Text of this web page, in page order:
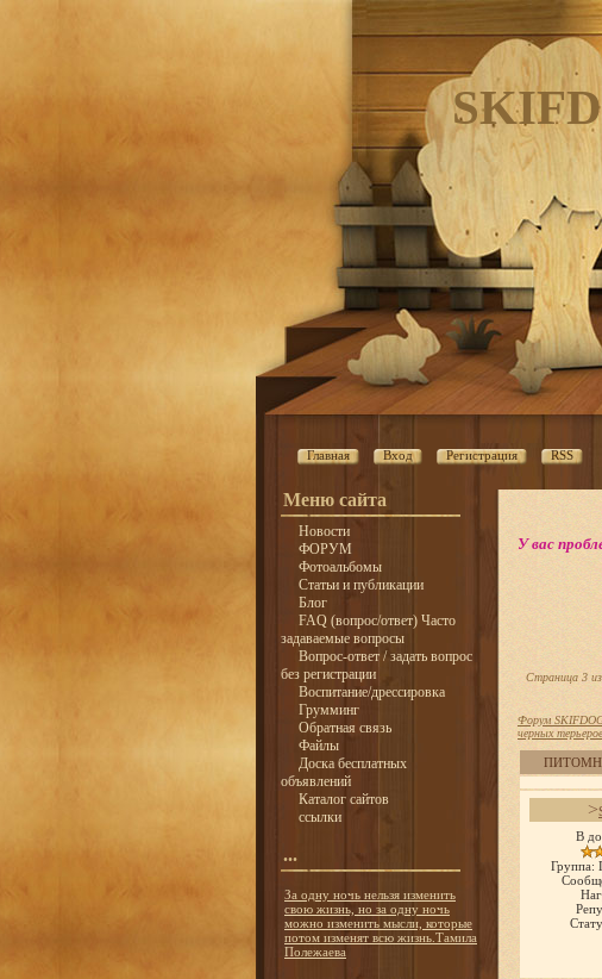
Главная Вход Регистрация RSS
Меню сайта
Новости
ФОРУМ
Фотоальбомы
Статьи и публикации
Блог
FAQ (вопрос/ответ) Часто
задаваемые вопросы
Вопрос-ответ / задать вопрос
без регистрации
Воспитание/дрессировка
Грумминг
Обратная связь
Файлы
Доска бесплатных
объявлений
Каталог сайтов
ссылки
...
За одну ночь нельзя изменить
свою жизнь, но за одну ночь
можно изменить мысли, которые
потом изменят всю жизнь.Тамила
Полежаева
У вас
Страница 3 из
Форум
черных терьеров
>
В
Группа: